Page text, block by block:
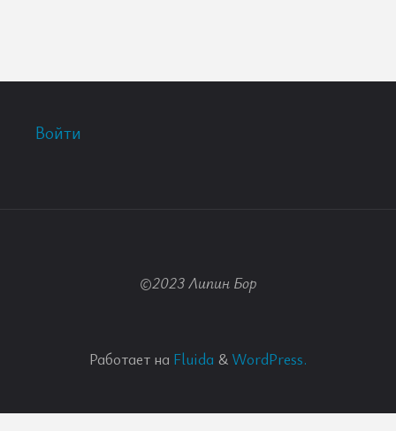
Войти
©2023 Липин Бор
Работает на Fluida & WordPress.